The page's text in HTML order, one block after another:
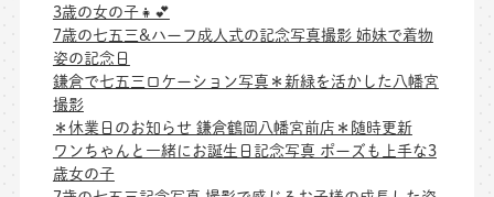
3歳の女の子👧💕
7歳の七五三&ハーフ成人式の記念写真撮影 姉妹で着物
姿の記念日
鎌倉で七五三ロケーション写真＊新緑を活かした八幡宮
撮影
＊休業日のお知らせ 鎌倉鶴岡八幡宮前店＊随時更新
ワンちゃんと一緒にお誕生日記念写真 ポーズも上手な3
歳女の子